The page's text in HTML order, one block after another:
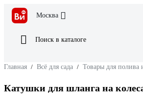
Москва
Поиск в каталоге
Главная / Всё для сада / Товары для полива
Катушки для шланга на